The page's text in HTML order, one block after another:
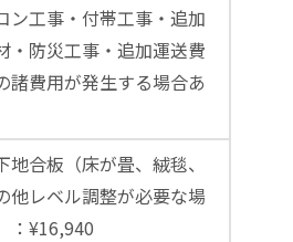
ン工事・付帯工事・追加
・防災工事・追加運送費
諸費用が発生する場合あ
地合板（床が畳、絨毯、
他レベル調整が必要な場
：¥16,940